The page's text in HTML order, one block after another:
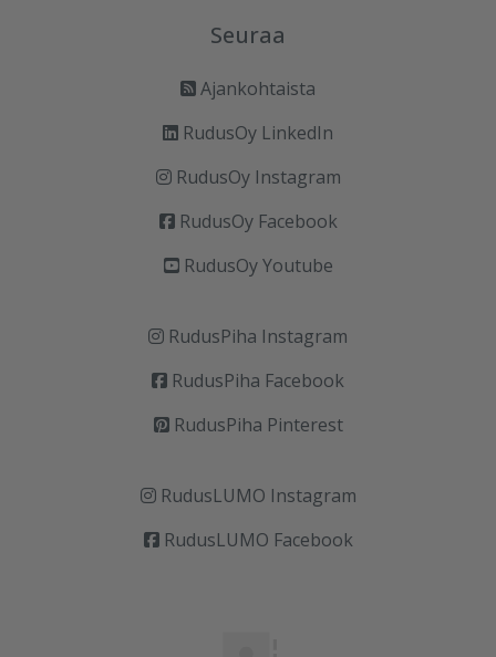
Seuraa
Ajankohtaista
RudusOy LinkedIn
RudusOy Instagram
RudusOy Facebook
RudusOy Youtube
RudusPiha Instagram
RudusPiha Facebook
RudusPiha Pinterest
RudusLUMO Instagram
RudusLUMO Facebook